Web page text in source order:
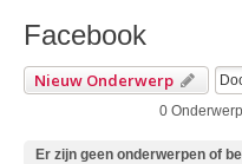
Facebook
Nieuw Onderwerp
0
Er zijn geen onderwerpen of